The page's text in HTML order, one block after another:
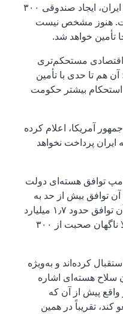
یکی دیگر از امتیازهای مهم برای ایران، ایجاد صندوقی ۳۰۰
هنوز مشخص نیست
تأمین خواهد شد.
مستحکم‌تری
هم تا حدی با تأمین
استحکام بیشتر حکومت
آمریکا، اعلام کرده
پرداخت نخواهد
توافق هسته‌ای دولت
آن توافق بیش از حد به
نفع ایران است. او می‌گوید: "در آن توافق حدود ۱٫۷ میلیارد
دلار به ایران تعلق می‌گرفت. حالا ناگهان صحبت از ۳۰۰
کرده‌اند و به‌ویژه
سلاح هسته‌ای اشاره
پیش از آن که
تقریباً در همین